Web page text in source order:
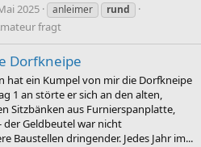
2025 anleimer rund
fragt
Dorfkneipe
hat ein Kumpel von mir die Dorfkneipe
1 an störte er sich an den alten,
Sitzbänken aus Furnierspanplatte,
der Geldbeutel war nicht
Baustellen dringender. Jedes Jahr im...